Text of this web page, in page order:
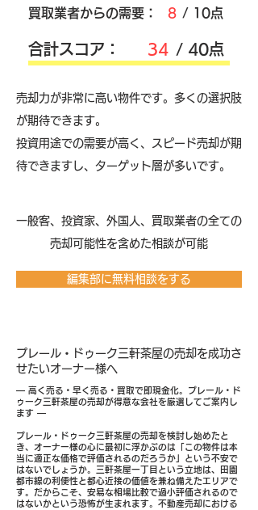
買取業者からの需要：
8 / 10点
​合計スコア： 34 / 40点
売却力が非常に高い物件です。多くの選択肢
が期待できます。
投資用途での需要が高く、スピード売却が期
待できますし、ターゲット層が多いです。
​一般客、投資家、外国人、買取業者の全ての
売却可能性を含めた相談が可能
編集部に無料相談をする
プレール・ドゥーク三軒茶屋の売却を成功さ
せたいオーナー様へ
― 高く売る・早く売る・買取で即現金化。プレール・ド
ゥーク三軒茶屋の売却が得意な会社を厳選してご案内し
ます ―
プレール・ドゥーク三軒茶屋の売却を検討し始めたと
き、オーナー様の心に最初に浮かぶのは「この物件は本
当に適正な価格で評価されるのだろうか」という不安で
はないでしょうか。三軒茶屋一丁目という立地は、田園
都市線の利便性と都心近接の価値を兼ね備えたエリアで
す。だからこそ、安易な相場比較で過小評価されるので
はないかという恐怖が生まれます。不動産売却における